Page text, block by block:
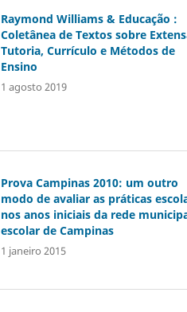
Raymond Williams & Educação :
Coletânea de Textos sobre
Tutoria, Currículo e Métodos de
Ensino
1 agosto 2019
Prova Campinas 2010: um outro
modo de avaliar as práticas
nos anos iniciais da rede
escolar de Campinas
1 janeiro 2015